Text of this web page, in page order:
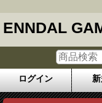
ENNDAL
ログイン